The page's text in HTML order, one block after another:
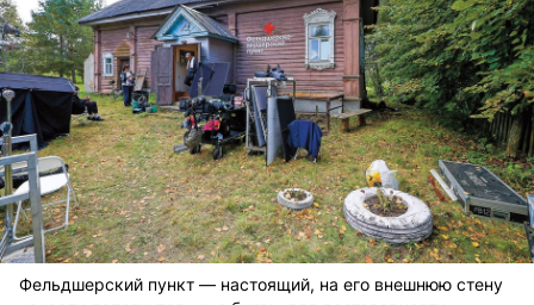
Фельдшерский пункт — настоящий, на его внешнюю стену